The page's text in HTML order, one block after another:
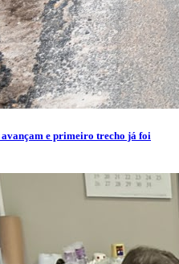
e primeiro trecho já foi